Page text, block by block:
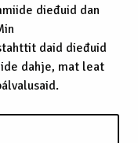
dieđuid dan
daid dieđuid
dahje, mat leat